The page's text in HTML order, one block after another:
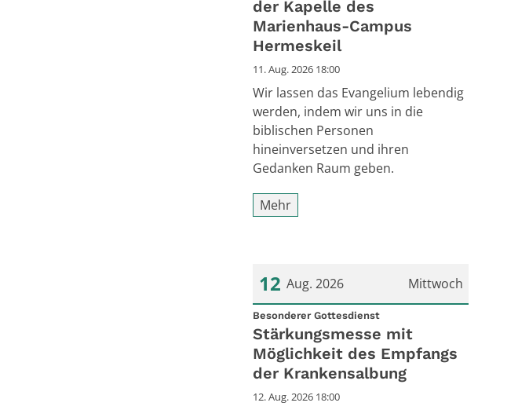
der Kapelle des
Marienhaus-Campus
Hermeskeil
11. Aug. 2026 18:00
Wir lassen das Evangelium lebendig
werden, indem wir uns in die
biblischen Personen
hineinversetzen und ihren
Gedanken Raum geben.
Mehr
Mittwoch
12 Aug. 2026
Datum: 12. August 2026
Besonderer Gottesdienst:
Stärkungsmesse mit
Möglichkeit des Empfangs
der Krankensalbung
12. Aug. 2026 18:00